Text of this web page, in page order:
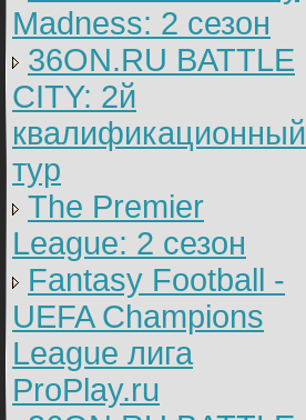
Madness: 2 сезон
36ON.RU BATTLE
CITY: 2й
квалификационный
тур
The Premier
League: 2 cезон
Fantasy Football -
UEFA Champions
League лига
ProPlay.ru